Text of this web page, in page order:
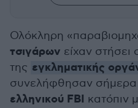
Ολόκληρη
τσιγάρων είχαν
της εγκληματικής
συνελήφθησαν σήμερα
ελληνικού FBI κατόπιν